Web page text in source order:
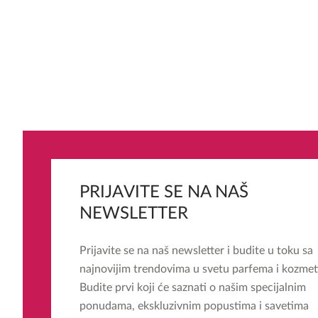
PRIJAVITE SE NA NAŠ
NEWSLETTER
Prijavite se na naš newsletter i budite u toku sa
najnovijim trendovima u svetu parfema i
Budite prvi koji će saznati o našim specijalnim
ponudama, ekskluzivnim popustima i savetima